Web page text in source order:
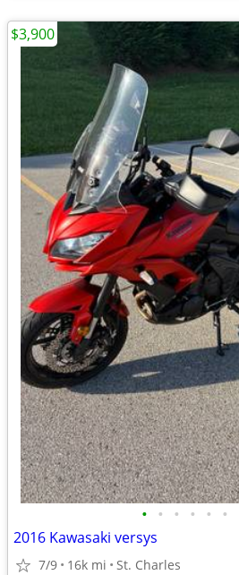
• • • • • •
2016 Kawasaki versys
7/9 16k mi St. Charles
$3,900